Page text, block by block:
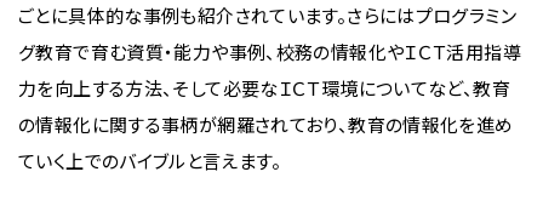
ごとに具体的な事例も紹介されています。さらにはプログラミン
グ教育で育む資質・能力や事例、校務の情報化やＩＣＴ活用指導
力を向上する方法、そして必要なＩＣＴ環境についてなど、教育
の情報化に関する事柄が網羅されており、教育の情報化を進め
ていく上でのバイブルと言えます。